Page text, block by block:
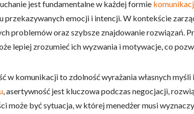
jest fundamentalne w każdej formie
przekazywanych emocji i intencji. W kontekście
problemów oraz szybsze znajdowanie rozwiązań.
lepiej zrozumieć ich wyzwania i motywacje, co
w komunikacji to zdolność wyrażania własnych
, asertywność jest kluczowa podczas negocjacji,
może być sytuacja, w której menedżer musi
Wykorzystujemy pliki cookie do
analitycznym. Partnerzy mogą połączyć te
z ich usług.
Niezbędne pliki cookie mają kluczowe
sposób bez nich. Te pliki cookie nie